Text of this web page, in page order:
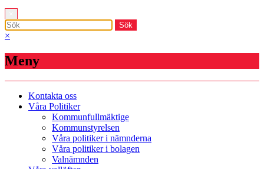
×
Meny
Kontakta oss
Våra Politiker
Kommunfullmäktige
Kommunstyrelsen
Våra politiker i nämnderna
Våra politiker i bolagen
Valnämnden